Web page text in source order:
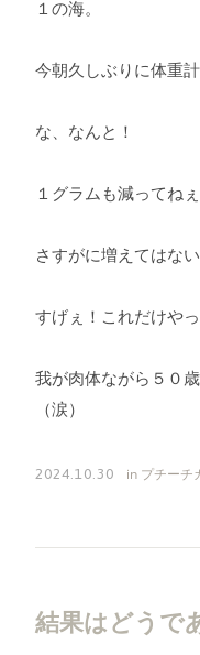
１の海。
今朝久しぶりに体重
な、なんと！
１グラムも減ってね
さすがに増えてはない
すげぇ！これだけや
我が肉体ながら５０
（涙）
2024.10.30 in プチーチ
結果はどうで